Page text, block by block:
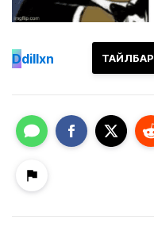
ТАЙЛБАР
Ddillxn